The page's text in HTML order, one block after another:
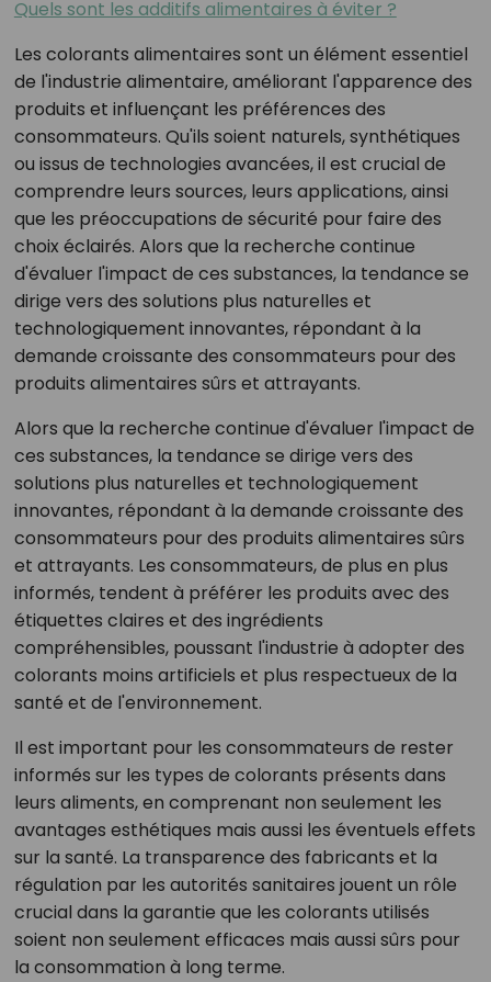
Quels sont les additifs alimentaires à éviter ?
Les colorants alimentaires sont un élément essentiel
de l'industrie alimentaire, améliorant l'apparence des
produits et influençant les préférences des
consommateurs. Qu'ils soient naturels, synthétiques
ou issus de technologies avancées, il est crucial de
comprendre leurs sources, leurs applications, ainsi
que les préoccupations de sécurité pour faire des
choix éclairés. Alors que la recherche continue
d'évaluer l'impact de ces substances, la tendance se
dirige vers des solutions plus naturelles et
technologiquement innovantes, répondant à la
demande croissante des consommateurs pour des
produits alimentaires sûrs et attrayants.
Alors que la recherche continue d'évaluer l'impact de
ces substances, la tendance se dirige vers des
solutions plus naturelles et technologiquement
innovantes, répondant à la demande croissante des
consommateurs pour des produits alimentaires sûrs
et attrayants. Les consommateurs, de plus en plus
informés, tendent à préférer les produits avec des
étiquettes claires et des ingrédients
compréhensibles, poussant l'industrie à adopter des
colorants moins artificiels et plus respectueux de la
santé et de l'environnement.
Il est important pour les consommateurs de rester
informés sur les types de colorants présents dans
leurs aliments, en comprenant non seulement les
avantages esthétiques mais aussi les éventuels effets
sur la santé. La transparence des fabricants et la
régulation par les autorités sanitaires jouent un rôle
crucial dans la garantie que les colorants utilisés
soient non seulement efficaces mais aussi sûrs pour
la consommation à long terme.